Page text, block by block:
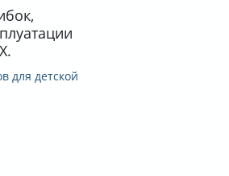
для детской